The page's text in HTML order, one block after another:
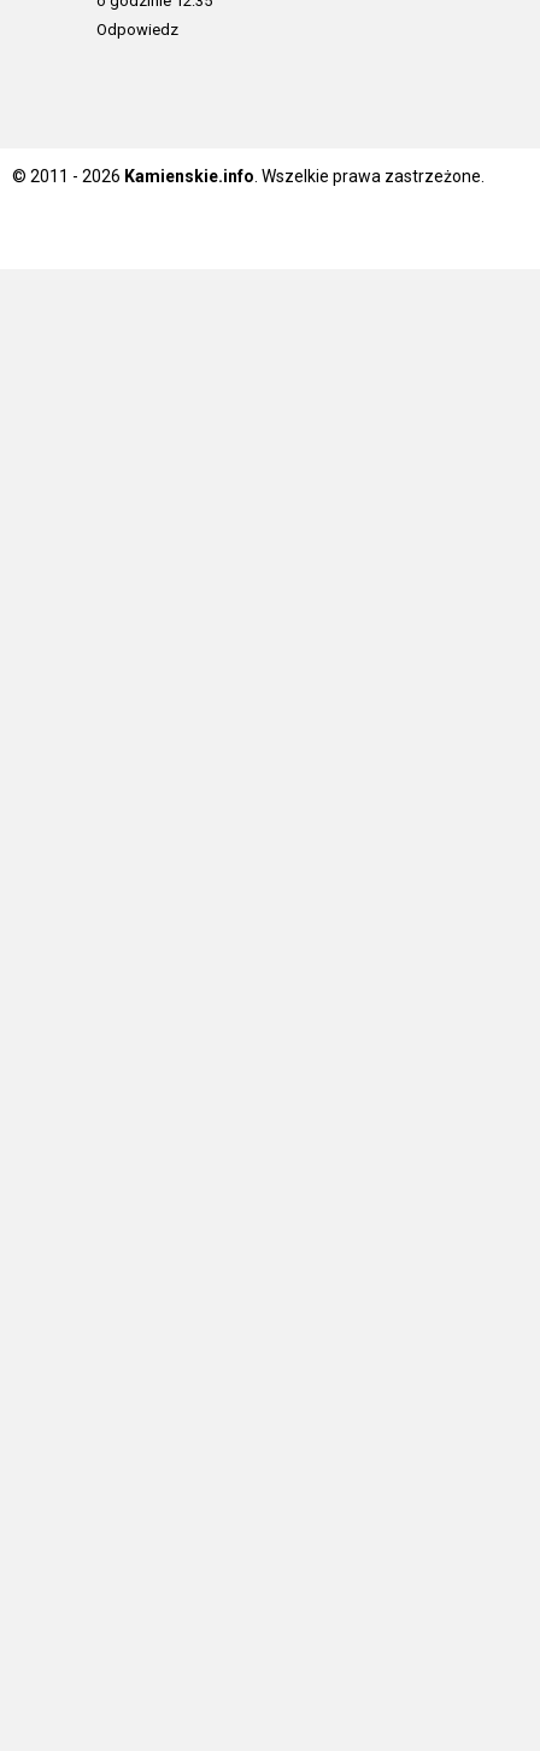
Odpowiedz
© 2011 - 2026 Kamienskie.info . Wszelkie prawa zastrzeżone.